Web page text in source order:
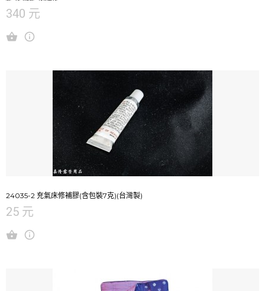
340 元
24035-2 充氣床修補膠(含包裝7克)(台灣製)
25 元